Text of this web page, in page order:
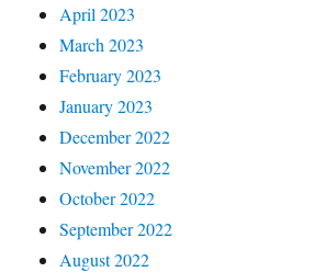
April 2023
March 2023
February 2023
January 2023
December 2022
November 2022
October 2022
September 2022
August 2022